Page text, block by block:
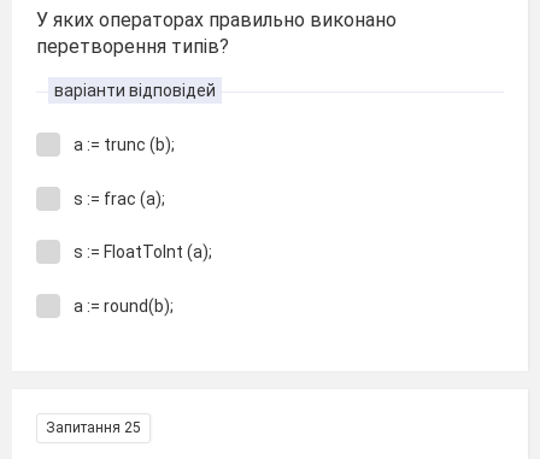
У яких операторах правильно виконано
перетворення типів?
варіанти відповідей
a := trunc (b);
s := frac (a);
s := FloatToInt (a);
a := round(b);
Запитання 25